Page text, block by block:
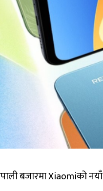
बजारमाXiaomiको